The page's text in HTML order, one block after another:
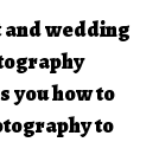
wedding
you how to
to